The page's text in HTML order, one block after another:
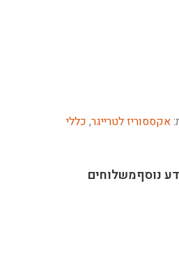
אקססוריז לטרייגר, כללי
נוסףמשלוחים